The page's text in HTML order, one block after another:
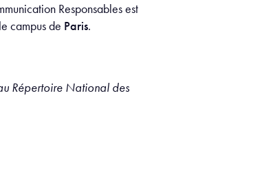
Responsables est
campus de Paris.
Répertoire National des